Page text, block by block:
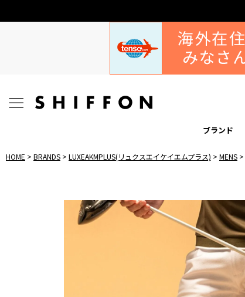
ブランド
HOME BRANDS LUXEAKMPLUS(リュクスエイケイエムプラス) MENS